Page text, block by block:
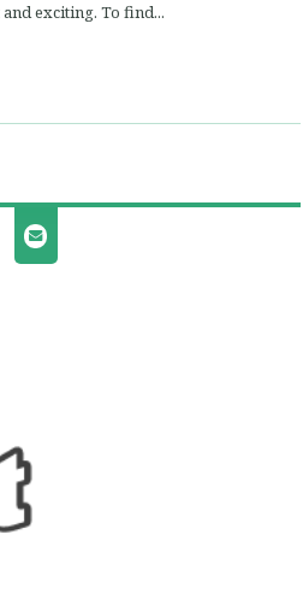
exciting. To find...